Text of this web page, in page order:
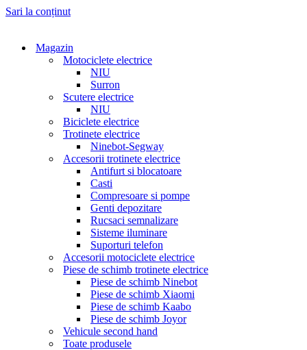
Sari la conținut
Magazin
Motociclete electrice
NIU
Surron
Scutere electrice
NIU
Biciclete electrice
Trotinete electrice
Ninebot-Segway
Accesorii trotinete electrice
Antifurt si blocatoare
Casti
Compresoare si pompe
Genti depozitare
Rucsaci semnalizare
Sisteme iluminare
Suporturi telefon
Accesorii motociclete electrice
Piese de schimb trotinete electrice
Piese de schimb Ninebot
Piese de schimb Xiaomi
Piese de schimb Kaabo
Piese de schimb Joyor
Vehicule second hand
Toate produsele